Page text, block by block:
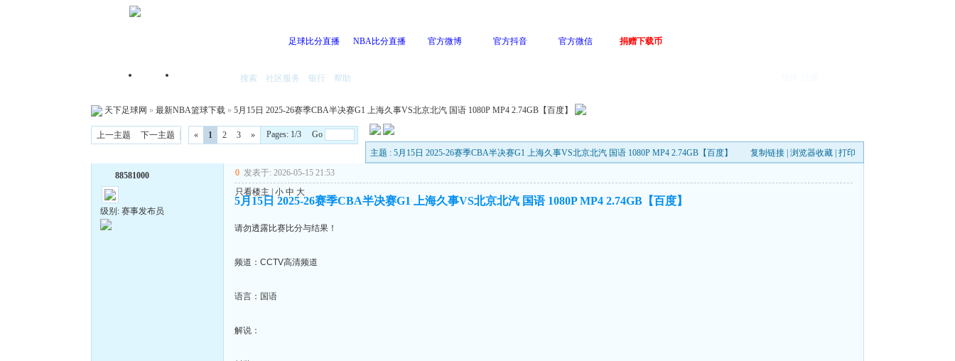
足球比分直播 NBA比分直播 官方微博 官方抖音 官方微信 捐赠下载币
首页 搜索 社区服务 银行 帮助
天下足球网 » 最新NBA篮球下载 » 5月15日 2025-26赛季CBA半决赛G1 上海久事VS北京北汽 国语 1080P MP4 2.74GB【百度】
上一主题 下一主题 « 1 2 3 »
Pages: 1/3 Go
主题 : 5月15日 2025-26赛季CBA半决赛G1 上海久事VS北京北汽 国语 1080P MP4 2.74GB【百度】
复制链接| 浏览器收藏| 打印
88581000
级别: 赛事发布员
0 发表于: 2026-05-15 21:53
只看楼主
小 中 大
5月15日 2025-26赛季CBA半决赛G1 上海久事VS北京北汽 国语 1080P MP4 2.74GB【百度】
请勿透露比赛比分与结果！
频道：CCTV高清频道
语言：国语
解说：